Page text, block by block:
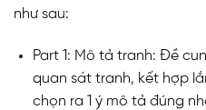
như sau:
Part 1: Mô tả tranh: Đề
quan sát tranh, kết hợp
chọn ra 1 ý mô tả đúng